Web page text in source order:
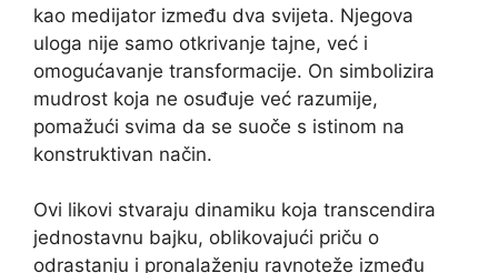
kao medijator između dva svijeta. Njegova
uloga nije samo otkrivanje tajne, već i
omogućavanje transformacije. On simbolizira
mudrost koja ne osuđuje već razumije,
pomažući svima da se suoče s istinom na
konstruktivan način.
Ovi likovi stvaraju dinamiku koja transcendira
jednostavnu bajku, oblikovajući priču o
odrastanju i pronalaženju ravnoteže između